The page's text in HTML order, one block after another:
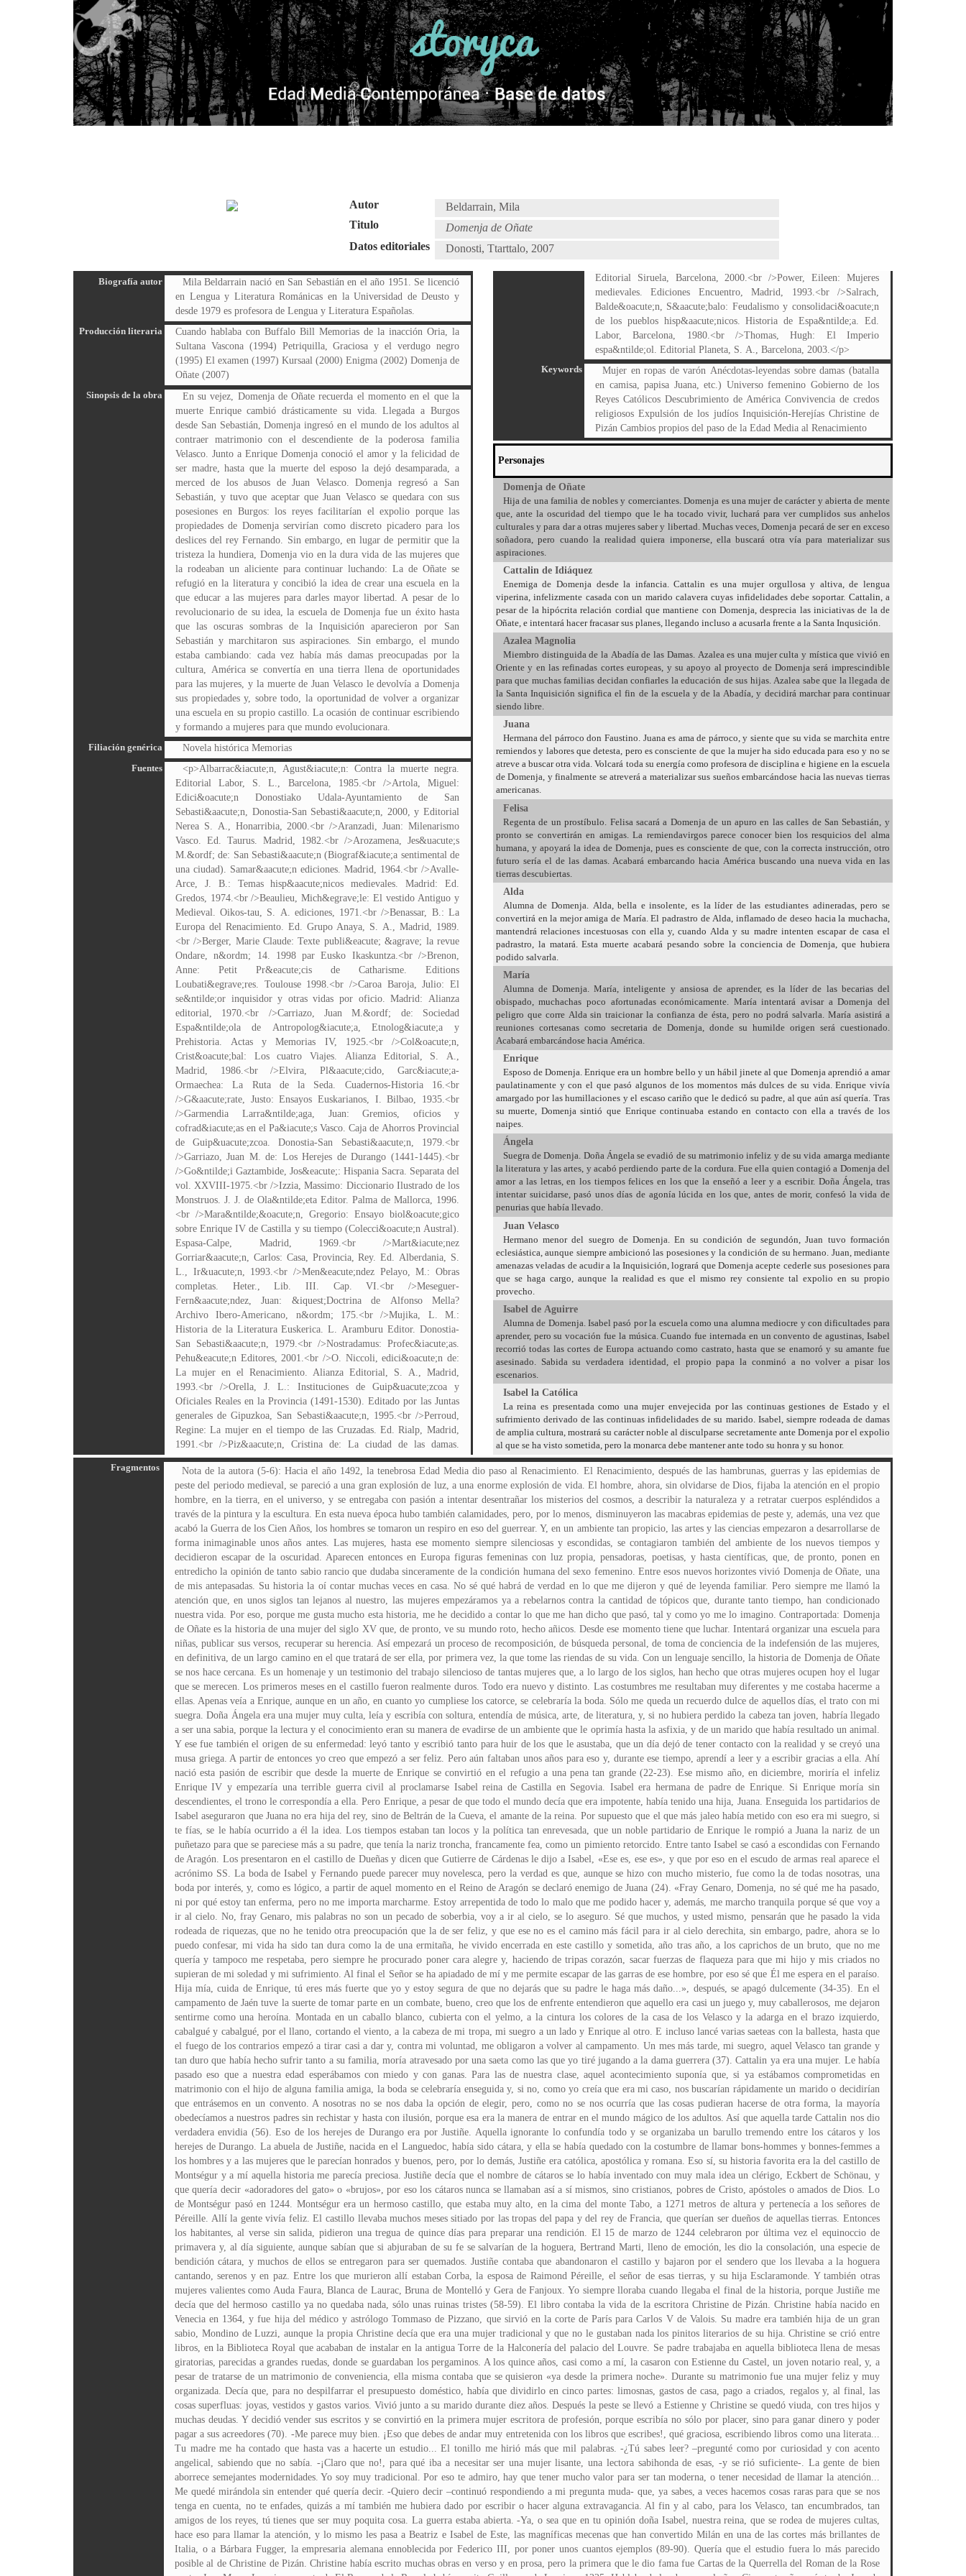
Autor
Beldarrain, Mila
Titulo
Domenja de Oñate
Datos editoriales
Donosti, Ttarttalo, 2007
Biografía autor
Mila Beldarrain nació en San Sebastián en el año 1951. Se licenció
en Lengua y Literatura Románicas en la Universidad de Deusto y
desde 1979 es profesora de Lengua y Literatura Españolas.
Producción literaria
Cuando hablaba con Buffalo Bill Memorias de la inacción Oria, la
Sultana Vascona (1994) Petriquilla, Graciosa y el verdugo negro
(1995) El examen (1997) Kursaal (2000) Enigma (2002) Domenja de
Oñate (2007)
Sinopsis de la obra
En su vejez, Domenja de Oñate recuerda el momento en el que la
muerte Enrique cambió drásticamente su vida. Llegada a Burgos
desde San Sebastián, Domenja ingresó en el mundo de los adultos al
contraer matrimonio con el descendiente de la poderosa familia
Velasco. Junto a Enrique Domenja conoció el amor y la felicidad de
ser madre, hasta que la muerte del esposo la dejó desamparada, a
merced de los abusos de Juan Velasco. Domenja regresó a San
Sebastián, y tuvo que aceptar que Juan Velasco se quedara con sus
posesiones en Burgos: los reyes facilitarían el expolio porque las
propiedades de Domenja servirían como discreto picadero para los
deslices del rey Fernando. Sin embargo, en lugar de permitir que la
tristeza la hundiera, Domenja vio en la dura vida de las mujeres que
la rodeaban un aliciente para continuar luchando: La de Oñate se
refugió en la literatura y concibió la idea de crear una escuela en la
que educar a las mujeres para darles mayor libertad. A pesar de lo
revolucionario de su idea, la escuela de Domenja fue un éxito hasta
que las oscuras sombras de la Inquisición aparecieron por San
Sebastián y marchitaron sus aspiraciones. Sin embargo, el mundo
estaba cambiando: cada vez había más damas preocupadas por la
cultura, América se convertía en una tierra llena de oportunidades
para las mujeres, y la muerte de Juan Velasco le devolvía a Domenja
sus propiedades y, sobre todo, la oportunidad de volver a organizar
una escuela en su propio castillo. La ocasión de continuar escribiendo
y formando a mujeres para que mundo evolucionara.
Filiación genérica
Novela histórica Memorias
Fuentes
<p>Albarrac&iacute;n, Agust&iacute;n: Contra la muerte negra.
Editorial Labor, S. L., Barcelona, 1985.<br />Artola, Miguel:
Edici&oacute;n Donostiako Udala-Ayuntamiento de San
Sebasti&aacute;n, Donostia-San Sebasti&aacute;n, 2000, y Editorial
Nerea S. A., Honarribia, 2000.<br />Aranzadi, Juan: Milenarismo
Vasco. Ed. Taurus. Madrid, 1982.<br />Arozamena, Jes&uacute;s
M.&ordf; de: San Sebasti&aacute;n (Biograf&iacute;a sentimental de
una ciudad). Samar&aacute;n ediciones. Madrid, 1964.<br />Avalle-
Arce, J. B.: Temas hisp&aacute;nicos medievales. Madrid: Ed.
Gredos, 1974.<br />Beaulieu, Mich&egrave;le: El vestido Antiguo y
Medieval. Oikos-tau, S. A. ediciones, 1971.<br />Benassar, B.: La
Europa del Renacimiento. Ed. Grupo Anaya, S. A., Madrid, 1989.
<br />Berger, Marie Claude: Texte publi&eacute; &agrave; la revue
Ondare, n&ordm; 14. 1998 par Eusko Ikaskuntza.<br />Brenon,
Anne: Petit Pr&eacute;cis de Catharisme. Editions
Loubati&egrave;res. Toulouse 1998.<br />Caroa Baroja, Julio: El
se&ntilde;or inquisidor y otras vidas por oficio. Madrid: Alianza
editorial, 1970.<br />Carriazo, Juan M.&ordf; de: Sociedad
Espa&ntilde;ola de Antropolog&iacute;a, Etnolog&iacute;a y
Prehistoria. Actas y Memorias IV, 1925.<br />Col&oacute;n,
Crist&oacute;bal: Los cuatro Viajes. Alianza Editorial, S. A.,
Madrid, 1986.<br />Elvira, Pl&aacute;cido, Garc&iacute;a-
Ormaechea: La Ruta de la Seda. Cuadernos-Historia 16.<br
/>G&aacute;rate, Justo: Ensayos Euskarianos, I. Bilbao, 1935.<br
/>Garmendia Larra&ntilde;aga, Juan: Gremios, oficios y
cofrad&iacute;as en el Pa&iacute;s Vasco. Caja de Ahorros Provincial
de Guip&uacute;zcoa. Donostia-San Sebasti&aacute;n, 1979.<br
/>Garriazo, Juan M. de: Los Herejes de Durango (1441-1445).<br
/>Go&ntilde;i Gaztambide, Jos&eacute;: Hispania Sacra. Separata del
vol. XXVIII-1975.<br />Izzia, Massimo: Diccionario Ilustrado de los
Monstruos. J. J. de Ola&ntilde;eta Editor. Palma de Mallorca, 1996.
<br />Mara&ntilde;&oacute;n, Gregorio: Ensayo biol&oacute;gico
sobre Enrique IV de Castilla y su tiempo (Colecci&oacute;n Austral).
Espasa-Calpe, Madrid, 1969.<br />Mart&iacute;nez
Gorriar&aacute;n, Carlos: Casa, Provincia, Rey. Ed. Alberdania, S.
L., Ir&uacute;n, 1993.<br />Men&eacute;ndez Pelayo, M.: Obras
completas. Heter., Lib. III. Cap. VI.<br />Meseguer-
Fern&aacute;ndez, Juan: &iquest;Doctrina de Alfonso Mella?
Archivo Ibero-Americano, n&ordm; 175.<br />Mujika, L. M.:
Historia de la Literatura Euskerica. L. Aramburu Editor. Donostia-
San Sebasti&aacute;n, 1979.<br />Nostradamus: Profec&iacute;as.
Pehu&eacute;n Editores, 2001.<br />O. Niccoli, edici&oacute;n de:
La mujer en el Renacimiento. Alianza Editorial, S. A., Madrid,
1993.<br />Orella, J. L.: Instituciones de Guip&uacute;zcoa y
Oficiales Reales en la Provincia (1491-1530). Editado por las Juntas
generales de Gipuzkoa, San Sebasti&aacute;n, 1995.<br />Perroud,
Regine: La mujer en el tiempo de las Cruzadas. Ed. Rialp, Madrid,
1991.<br />Piz&aacute;n, Cristina de: La ciudad de las damas.
Editorial Siruela, Barcelona, 2000.<br />Power, Eileen: Mujeres
medievales. Ediciones Encuentro, Madrid, 1993.<br />Salrach,
Balde&oacute;n, S&aacute;balo: Feudalismo y consolidaci&oacute;n
de los pueblos hisp&aacute;nicos. Historia de Espa&ntilde;a. Ed.
Labor, Barcelona, 1980.<br />Thomas, Hugh: El Imperio
espa&ntilde;ol. Editorial Planeta, S. A., Barcelona, 2003.</p>
Keywords
Mujer en ropas de varón Anécdotas-leyendas sobre damas (batalla
en camisa, papisa Juana, etc.) Universo femenino Gobierno de los
Reyes Católicos Descubrimiento de América Convivencia de credos
religiosos Expulsión de los judíos Inquisición-Herejías Christine de
Pizán Cambios propios del paso de la Edad Media al Renacimiento
Personajes
Domenja de Oñate
Hija de una familia de nobles y comerciantes. Domenja es una mujer de carácter y abierta de mente
que, ante la oscuridad del tiempo que le ha tocado vivir, luchará para ver cumplidos sus anhelos
culturales y para dar a otras mujeres saber y libertad. Muchas veces, Domenja pecará de ser en exceso
soñadora, pero cuando la realidad quiera imponerse, ella buscará otra vía para materializar sus
aspiraciones.
Cattalin de Idiáquez
Enemiga de Domenja desde la infancia. Cattalin es una mujer orgullosa y altiva, de lengua
viperina, infelizmente casada con un marido calavera cuyas infidelidades debe soportar. Cattalin, a
pesar de la hipócrita relación cordial que mantiene con Domenja, desprecia las iniciativas de la de
Oñate, e intentará hacer fracasar sus planes, llegando incluso a acusarla frente a la Santa Inqusición.
Azalea Magnolia
Miembro distinguida de la Abadía de las Damas. Azalea es una mujer culta y mística que vivió en
Oriente y en las refinadas cortes europeas, y su apoyo al proyecto de Domenja será imprescindible
para que muchas familias decidan confiarles la educación de sus hijas. Azalea sabe que la llegada de
la Santa Inquisición significa el fin de la escuela y de la Abadía, y decidirá marchar para continuar
siendo libre.
Juana
Hermana del párroco don Faustino. Juana es ama de párroco, y siente que su vida se marchita entre
remiendos y labores que detesta, pero es consciente de que la mujer ha sido educada para eso y no se
atreve a buscar otra vida. Volcará toda su energía como profesora de disciplina e higiene en la escuela
de Domenja, y finalmente se atreverá a materializar sus sueños embarcándose hacia las nuevas tierras
americanas.
Felisa
Regenta de un prostíbulo. Felisa sacará a Domenja de un apuro en las calles de San Sebastián, y
pronto se convertirán en amigas. La remiendavirgos parece conocer bien los resquicios del alma
humana, y apoyará la idea de Domenja, pues es consciente de que, con la correcta instrucción, otro
futuro sería el de las damas. Acabará embarcando hacia América buscando una nueva vida en las
tierras descubiertas.
Alda
Alumna de Domenja. Alda, bella e insolente, es la líder de las estudiantes adineradas, pero se
convertirá en la mejor amiga de María. El padrastro de Alda, inflamado de deseo hacia la muchacha,
mantendrá relaciones incestuosas con ella y, cuando Alda y su madre intenten escapar de casa el
padrastro, la matará. Esta muerte acabará pesando sobre la conciencia de Domenja, que hubiera
podido salvarla.
María
Alumna de Domenja. María, inteligente y ansiosa de aprender, es la líder de las becarias del
obispado, muchachas poco afortunadas económicamente. María intentará avisar a Domenja del
peligro que corre Alda sin traicionar la confianza de ésta, pero no podrá salvarla. María asistirá a
reuniones cortesanas como secretaria de Domenja, donde su humilde origen será cuestionado.
Acabará embarcándose hacia América.
Enrique
Esposo de Domenja. Enrique era un hombre bello y un hábil jinete al que Domenja aprendió a amar
paulatinamente y con el que pasó algunos de los momentos más dulces de su vida. Enrique vivía
amargado por las humillaciones y el escaso cariño que le dedicó su padre, al que aún así quería. Tras
su muerte, Domenja sintió que Enrique continuaba estando en contacto con ella a través de los
naipes.
Ángela
Suegra de Domenja. Doña Ángela se evadió de su matrimonio infeliz y de su vida amarga mediante
la literatura y las artes, y acabó perdiendo parte de la cordura. Fue ella quien contagió a Domenja del
amor a las letras, en los tiempos felices en los que la enseñó a leer y a escribir. Doña Ángela, tras
intentar suicidarse, pasó unos días de agonía lúcida en los que, antes de morir, confesó la vida de
penurias que había llevado.
Juan Velasco
Hermano menor del suegro de Domenja. En su condición de segundón, Juan tuvo formación
eclesiástica, aunque siempre ambicionó las posesiones y la condición de su hermano. Juan, mediante
amenazas veladas de acudir a la Inquisición, logrará que Domenja acepte cederle sus posesiones para
que se haga cargo, aunque la realidad es que el mismo rey consiente tal expolio en su propio
provecho.
Isabel de Aguirre
Alumna de Domenja. Isabel pasó por la escuela como una alumna mediocre y con dificultades para
aprender, pero su vocación fue la música. Cuando fue internada en un convento de agustinas, Isabel
recorrió todas las cortes de Europa actuando como castrato, hasta que se enamoró y su amante fue
asesinado. Sabida su verdadera identidad, el propio papa la conminó a no volver a pisar los
escenarios.
Isabel la Católica
La reina es presentada como una mujer envejecida por las continuas gestiones de Estado y el
sufrimiento derivado de las continuas infidelidades de su marido. Isabel, siempre rodeada de damas
de amplia cultura, mostrará su carácter noble al disculparse secretamente ante Domenja por el expolio
al que se ha visto sometida, pero la monarca debe mantener ante todo su honra y su honor.
Fragmentos Nota de la autora (5-6): Hacia el año 1492, la tenebrosa Edad Media dio paso al Renacimiento. El Renacimiento, después de las hambrunas, guerras y las epidemias de peste del periodo medieval, se pareció a una gran explosión de luz, a una enorme explosión de vida. El hombre, ahora, sin olvidarse de Dios, fijaba la atención en el propio hombre, en la tierra, en el universo, y se entregaba con pasión a intentar desentrañar los misterios del cosmos, a describir la naturaleza y a retratar cuerpos espléndidos a través de la pintura y la escultura. En esta nueva época hubo también calamidades, pero, por lo menos, disminuyeron las macabras epidemias de peste y, además, una vez que acabó la Guerra de los Cien Años, los hombres se tomaron un respiro en eso del guerrear. Y, en un ambiente tan propicio, las artes y las ciencias empezaron a desarrollarse de forma inimaginable unos años antes. Las mujeres, hasta ese momento siempre silenciosas y escondidas, se contagiaron también del ambiente de los nuevos tiempos y decidieron escapar de la oscuridad. Aparecen entonces en Europa figuras femeninas con luz propia, pensadoras, poetisas, y hasta científicas, que, de pronto, ponen en entredicho la opinión de tanto sabio rancio que dudaba sinceramente de la condición humana del sexo femenino. Entre esos nuevos horizontes vivió Domenja de Oñate, una de mis antepasadas. Su historia la oí contar muchas veces en casa. No sé qué habrá de verdad en lo que me dijeron y qué de leyenda familiar. Pero siempre me llamó la atención que, en unos siglos tan lejanos al nuestro, las mujeres empezáramos ya a rebelarnos contra la cantidad de tópicos que, durante tanto tiempo, han condicionado nuestra vida. Por eso, porque me gusta mucho esta historia, me he decidido a contar lo que me han dicho que pasó, tal y como yo me lo imagino. Contraportada: Domenja de Oñate es la historia de una mujer del siglo XV que, de pronto, ve su mundo roto, hecho añicos. Desde ese momento tiene que luchar. Intentará organizar una escuela para niñas, publicar sus versos, recuperar su herencia. Así empezará un proceso de recomposición, de búsqueda personal, de toma de conciencia de la indefensión de las mujeres, en definitiva, de un largo camino en el que tratará de ser ella, por primera vez, la que tome las riendas de su vida. Con un lenguaje sencillo, la historia de Domenja de Oñate se nos hace cercana. Es un homenaje y un testimonio del trabajo silencioso de tantas mujeres que, a lo largo de los siglos, han hecho que otras mujeres ocupen hoy el lugar que se merecen. Los primeros meses en el castillo fueron realmente duros. Todo era nuevo y distinto. Las costumbres me resultaban muy diferentes y me costaba hacerme a ellas. Apenas veía a Enrique, aunque en un año, en cuanto yo cumpliese los catorce, se celebraría la boda. Sólo me queda un recuerdo dulce de aquellos días, el trato con mi suegra. Doña Ángela era una mujer muy culta, leía y escribía con soltura, entendía de música, arte, de literatura, y, si no hubiera perdido la cabeza tan joven, habría llegado a ser una sabia, porque la lectura y el conocimiento eran su manera de evadirse de un ambiente que le oprimía hasta la asfixia, y de un marido que había resultado un animal. Y ese fue también el origen de su enfermedad: leyó tanto y escribió tanto para huir de los que le asustaba, que un día dejó de tener contacto con la realidad y se creyó una musa griega. A partir de entonces yo creo que empezó a ser feliz. Pero aún faltaban unos años para eso y, durante ese tiempo, aprendí a leer y a escribir gracias a ella. Ahí nació esta pasión de escribir que desde la muerte de Enrique se convirtió en el refugio a una pena tan grande (22-23). Ese mismo año, en diciembre, moriría el infeliz Enrique IV y empezaría una terrible guerra civil al proclamarse Isabel reina de Castilla en Segovia. Isabel era hermana de padre de Enrique. Si Enrique moría sin descendientes, el trono le correspondía a ella. Pero Enrique, a pesar de que todo el mundo decía que era impotente, había tenido una hija, Juana. Enseguida los partidarios de Isabel aseguraron que Juana no era hija del rey, sino de Beltrán de la Cueva, el amante de la reina. Por supuesto que el que más jaleo había metido con eso era mi suegro, si te fías, se le había ocurrido a él la idea. Los tiempos estaban tan locos y la política tan enrevesada, que un noble partidario de Enrique le rompió a Juana la nariz de un puñetazo para que se pareciese más a su padre, que tenía la nariz troncha, francamente fea, como un pimiento retorcido. Entre tanto Isabel se casó a escondidas con Fernando de Aragón. Los presentaron en el castillo de Dueñas y dicen que Gutierre de Cárdenas le dijo a Isabel, «Ese es, ese es», y que por eso en el escudo de armas real aparece el acrónimo SS. La boda de Isabel y Fernando puede parecer muy novelesca, pero la verdad es que, aunque se hizo con mucho misterio, fue como la de todas nosotras, una boda por interés, y, como es lógico, a partir de aquel momento en el Reino de Aragón se declaró enemigo de Juana (24). «Fray Genaro, Domenja, no sé qué me ha pasado, ni por qué estoy tan enferma, pero no me importa marcharme. Estoy arrepentida de todo lo malo que me podido hacer y, además, me marcho tranquila porque sé que voy a ir al cielo. No, fray Genaro, mis palabras no son un pecado de soberbia, voy a ir al cielo, se lo aseguro. Sé que muchos, y usted mismo, pensarán que he pasado la vida rodeada de riquezas, que no he tenido otra preocupación que la de ser feliz, y que ese no es el camino más fácil para ir al cielo derechita, sin embargo, padre, ahora se lo puedo confesar, mi vida ha sido tan dura como la de una ermitaña, he vivido encerrada en este castillo y sometida, año tras año, a los caprichos de un bruto, que no me quería y tampoco me respetaba, pero siempre he procurado poner cara alegre y, haciendo de tripas corazón, sacar fuerzas de flaqueza para que mi hijo y mis criados no supieran de mi soledad y mi sufrimiento. Al final el Señor se ha apiadado de mí y me permite escapar de las garras de ese hombre, por eso sé que Él me espera en el paraíso. Hija mía, cuida de Enrique, tú eres más fuerte que yo y estoy segura de que no dejarás que su padre le haga más daño...», después, se apagó dulcemente (34-35). En el campamento de Jaén tuve la suerte de tomar parte en un combate, bueno, creo que los de enfrente entendieron que aquello era casi un juego y, muy caballerosos, me dejaron sentirme como una heroína. Montada en un caballo blanco, cubierta con el yelmo, a la cintura los colores de la casa de los Velasco y la adarga en el brazo izquierdo, cabalgué y cabalgué, por el llano, cortando el viento, a la cabeza de mi tropa, mi suegro a un lado y Enrique al otro. E incluso lancé varias saeteas con la ballesta, hasta que el fuego de los contrarios empezó a tirar casi a dar y, contra mi voluntad, me obligaron a volver al campamento. Un mes más tarde, mi suegro, aquel Velasco tan grande y tan duro que había hecho sufrir tanto a su familia, moría atravesado por una saeta como las que yo tiré jugando a la dama guerrera (37). Cattalin ya era una mujer. Le había pasado eso que a nuestra edad esperábamos con miedo y con ganas. Para las de nuestra clase, aquel acontecimiento suponía que, si ya estábamos comprometidas en matrimonio con el hijo de alguna familia amiga, la boda se celebraría enseguida y, si no, como yo creía que era mi caso, nos buscarían rápidamente un marido o decidirían que entrásemos en un convento. A nosotras no se nos daba la opción de elegir, pero, como no se nos ocurría que las cosas pudieran hacerse de otra forma, la mayoría obedecíamos a nuestros padres sin rechistar y hasta con ilusión, porque esa era la manera de entrar en el mundo mágico de los adultos. Así que aquella tarde Cattalin nos dio verdadera envidia (56). Eso de los herejes de Durango era por Justiñe. Aquella ignorante lo confundía todo y se organizaba un barullo tremendo entre los cátaros y los herejes de Durango. La abuela de Justiñe, nacida en el Languedoc, había sido cátara, y ella se había quedado con la costumbre de llamar bons-hommes y bonnes-femmes a los hombres y a las mujeres que le parecían honrados y buenos, pero, por lo demás, Justiñe era católica, apostólica y romana. Eso sí, su historia favorita era la del castillo de Montségur y a mí aquella historia me parecía preciosa. Justiñe decía que el nombre de cátaros se lo había inventado con muy mala idea un clérigo, Eckbert de Schönau, y que quería decir «adoradores del gato» o «brujos», por eso los cátaros nunca se llamaban así a sí mismos, sino cristianos, pobres de Cristo, apóstoles o amados de Dios. Lo de Montségur pasó en 1244. Montségur era un hermoso castillo, que estaba muy alto, en la cima del monte Tabo, a 1271 metros de altura y pertenecía a los señores de Péreille. Allí la gente vivía feliz. El castillo llevaba muchos meses sitiado por las tropas del papa y del rey de Francia, que querían ser dueños de aquellas tierras. Entonces los habitantes, al verse sin salida, pidieron una tregua de quince días para preparar una rendición. El 15 de marzo de 1244 celebraron por última vez el equinoccio de primavera y, al día siguiente, aunque sabían que si abjuraban de su fe se salvarían de la hoguera, Bertrand Marti, lleno de emoción, les dio la consolación, una especie de bendición cátara, y muchos de ellos se entregaron para ser quemados. Justiñe contaba que abandonaron el castillo y bajaron por el sendero que los llevaba a la hoguera cantando, serenos y en paz. Entre los que murieron allí estaban Corba, la esposa de Raimond Péreille, el señor de esas tierras, y su hija Esclaramonde. Y también otras mujeres valientes como Auda Faura, Blanca de Laurac, Bruna de Montelló y Gera de Fanjoux. Yo siempre lloraba cuando llegaba el final de la historia, porque Justiñe me decía que del hermoso castillo ya no quedaba nada, sólo unas ruinas tristes (58-59). El libro contaba la vida de la escritora Christine de Pizán. Christine había